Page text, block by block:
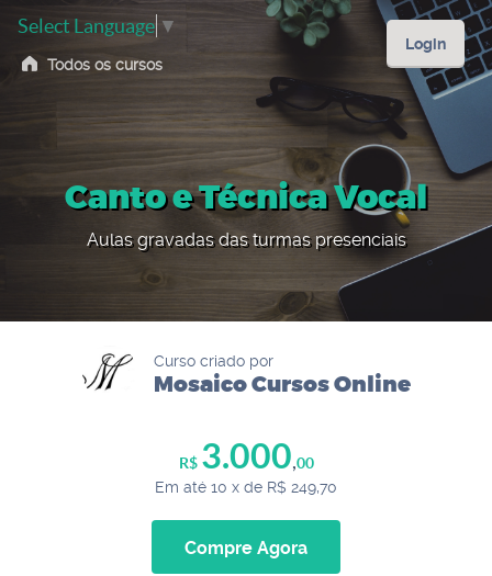
Todos os cursos
Select Language ▼
Login
Canto e Técnica Vocal
Aulas gravadas das turmas presenciais
Curso criado por
Mosaico Cursos Online
R$ 3.000,00
Em até 10 x de R$ 249,70
Compre Agora